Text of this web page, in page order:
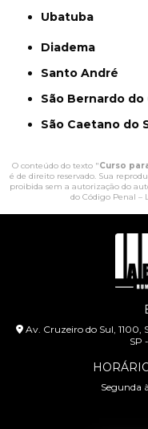
Ubatuba
Diadema
Santo André
São Bernardo
São Caetano do
O conteúdo do texto "Curso
é de direito reservado. Sua
proibida sem a autorização do
do Código Penal –
Av. Cruzeiro do Sul, 1100,
SP
Segunda